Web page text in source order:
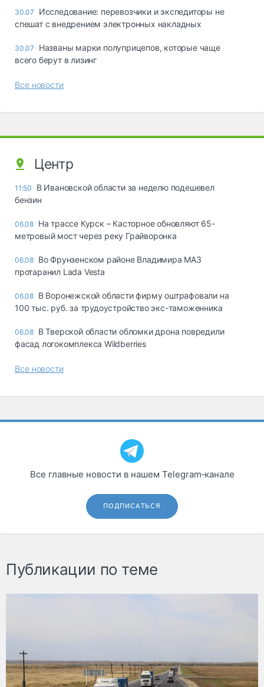
30.07
Исследование: перевозчики и экспедиторы не
спешат с внедрением электронных накладных
30.07
Названы марки полуприцепов, которые чаще
всего берут в лизинг
Все новости
Центр
11:50
В Ивановской области за неделю подешевел
бензин
06.08 На трассе Курск – Касторное обновляют 65-
метровый мост через реку Грайворонка
06.08 Во Фрунзенском районе Владимира МАЗ
протаранил Lada Vesta
06.08 В Воронежской области фирму оштрафовали на
100 тыс. руб. за трудоустройство экс-таможенника
06.08 В Тверской области обломки дрона повредили
фасад логокомплекса Wildberries
Все новости
Все главные новости в нашем Telegram‑канале
ПОДПИСАТЬСЯ
Публикации по теме